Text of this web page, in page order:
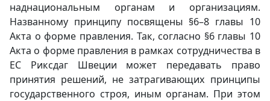
наднациональным органам и организациям.
Названному принципу посвящены §6–8 главы 10
Акта о форме правления. Так, согласно §6 главы 10
Акта о форме правления в рамках сотрудничества в
ЕC Риксдаг Швеции может передавать право
принятия решений, не затрагивающих принципы
государственного строя, иным органам. При этом